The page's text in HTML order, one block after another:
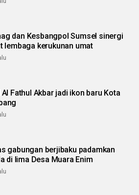
dan Kesbangpol Sumsel sinergi
lembaga kerukunan umat
Fathul Akbar jadi ikon baru Kota
gabungan berjibaku padamkan
di lima Desa Muara Enim